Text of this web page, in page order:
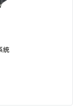
统